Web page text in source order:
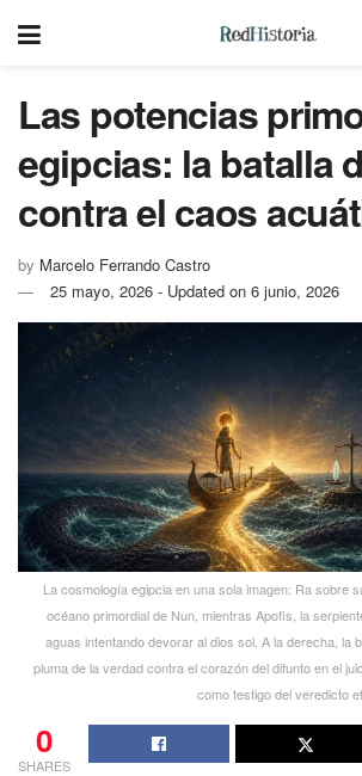
Las potencias
egipcias: la batalla
contra el caos
by Marcelo Ferrando Castro
25 mayo, 2026 - Updated on 6 junio, 2026
La cosmología egipcia en una sola imagen: Ra sobre
océano primordial de Nun, mientras Apofis, la
aguas intentando devorar al dios sol. A la derecha, la
pluma de la verdad contra el corazón del difunto en el
como testigo del veredicto
0
SHARES